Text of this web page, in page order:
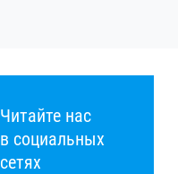
Читайте нас
в социальных
сетях